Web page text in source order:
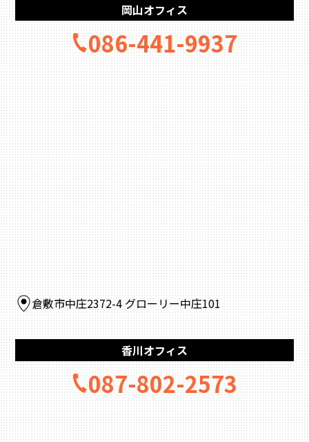
岡山オフィス
086-441-9937
倉敷市中庄2372-4 グローリー中庄101
香川オフィス
087-802-2573